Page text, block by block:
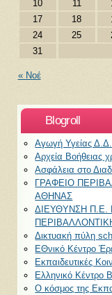
10 11
17
18
24
25
31
« Νοέ
Blogroll
Αγωγή Υγείας
Αρχεία Βοήθειας
Ασφάλεια στο
ΓΡΑΦΕΙΟ
ΑΘΗΝΑΣ
ΔΙΕΥΘΥΝΣΗ Π.Ε.
Δικτυακή πύλη
ΕΘνικό Κέντρο
Εκπαιδευτικές
Ελληνικό Κέντρο
Ο κόσμος της